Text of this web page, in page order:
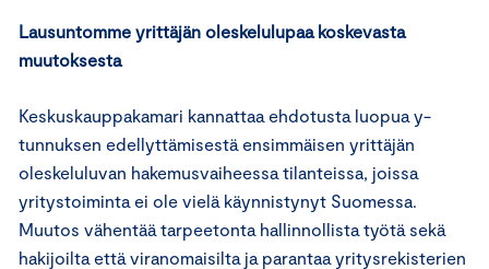
Lausuntomme yrittäjän oleskelulupaa koskevasta
muutoksesta
Keskuskauppakamari kannattaa ehdotusta luopua y-
tunnuksen edellyttämisestä ensimmäisen yrittäjän
oleskeluluvan hakemusvaiheessa tilanteissa, joissa
yritystoiminta ei ole vielä käynnistynyt Suomessa.
Muutos vähentää tarpeetonta hallinnollista työtä sekä
hakijoilta että viranomaisilta ja parantaa yritysrekisterien